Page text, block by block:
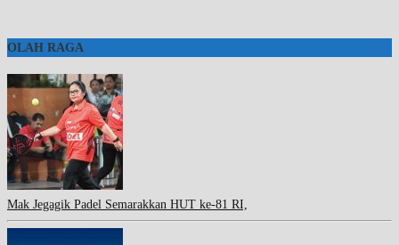
OLAH RAGA
Mak Jegagik Padel Semarakkan HUT ke-81 RI,